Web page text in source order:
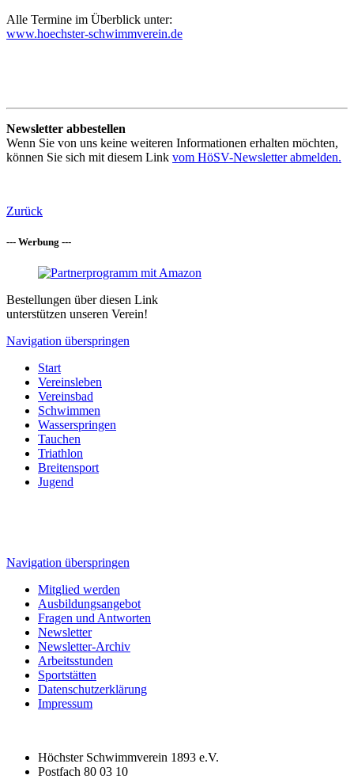
Alle Termine im Überblick unter:
www.hoechster-schwimmverein.de
Newsletter abbestellen
Wenn Sie von uns keine weiteren Informationen erhalten möchten,
können Sie sich mit diesem Link vom HöSV-Newsletter abmelden.
Zurück
--- Werbung ---
Bestellungen über diesen Link
unterstützen unseren Verein!
Navigation überspringen
Start
Vereinsleben
Vereinsbad
Schwimmen
Wasserspringen
Tauchen
Triathlon
Breitensport
Jugend
Navigation überspringen
Mitglied werden
Ausbildungsangebot
Fragen und Antworten
Newsletter
Newsletter-Archiv
Arbeitsstunden
Sportstätten
Datenschutzerklärung
Impressum
Höchster Schwimmverein 1893 e.V.
Postfach 80 03 10